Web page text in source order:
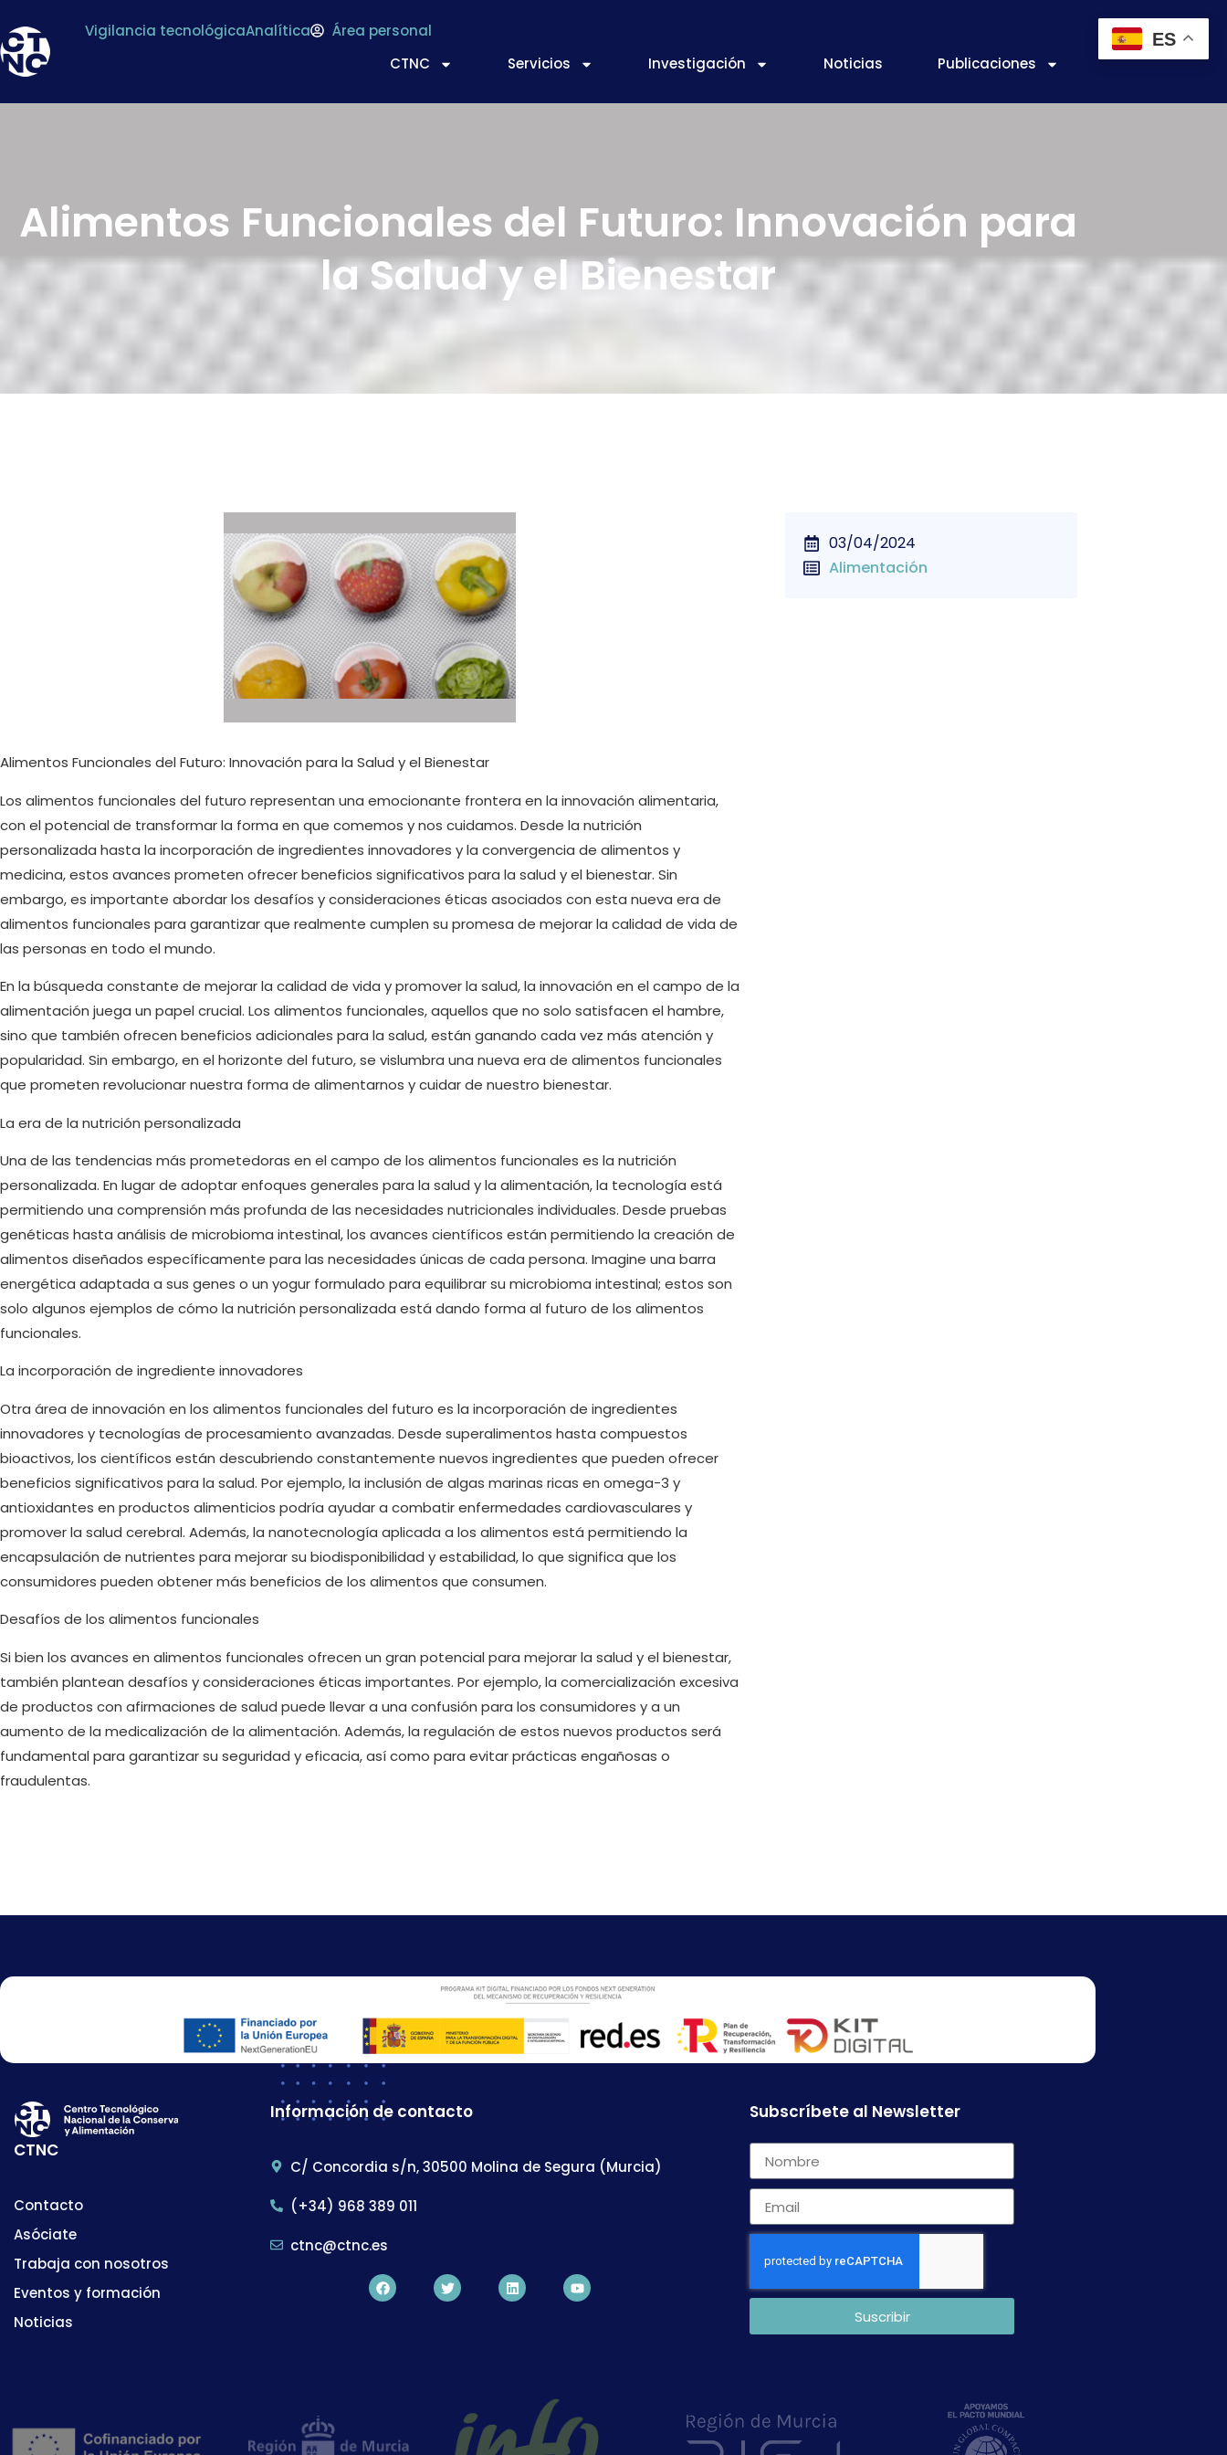
Vigilancia tecnológicaAnalítica
Área personal
CTNC
Servicios Investigación Noticias Publicaciones
Alimentos Funcionales del Futuro: Innovación para
la Salud y el Bienestar
Alimentos Funcionales del Futuro: Innovación para la Salud y el Bienestar
Los alimentos funcionales del futuro representan una emocionante frontera en la innovación alimentaria,
con el potencial de transformar la forma en que comemos y nos cuidamos. Desde la nutrición
personalizada hasta la incorporación de ingredientes innovadores y la convergencia de alimentos y
medicina, estos avances prometen ofrecer beneficios significativos para la salud y el bienestar. Sin
embargo, es importante abordar los desafíos y consideraciones éticas asociados con esta nueva era de
alimentos funcionales para garantizar que realmente cumplen su promesa de mejorar la calidad de vida de
las personas en todo el mundo.
En la búsqueda constante de mejorar la calidad de vida y promover la salud, la innovación en el campo de la
alimentación juega un papel crucial. Los alimentos funcionales, aquellos que no solo satisfacen el hambre,
sino que también ofrecen beneficios adicionales para la salud, están ganando cada vez más atención y
popularidad. Sin embargo, en el horizonte del futuro, se vislumbra una nueva era de alimentos funcionales
que prometen revolucionar nuestra forma de alimentarnos y cuidar de nuestro bienestar.
La era de la nutrición personalizada
Una de las tendencias más prometedoras en el campo de los alimentos funcionales es la nutrición
personalizada. En lugar de adoptar enfoques generales para la salud y la alimentación, la tecnología está
permitiendo una comprensión más profunda de las necesidades nutricionales individuales. Desde pruebas
genéticas hasta análisis de microbioma intestinal, los avances científicos están permitiendo la creación de
alimentos diseñados específicamente para las necesidades únicas de cada persona. Imagine una barra
energética adaptada a sus genes o un yogur formulado para equilibrar su microbioma intestinal; estos son
solo algunos ejemplos de cómo la nutrición personalizada está dando forma al futuro de los alimentos
funcionales.
La incorporación de ingrediente innovadores
Otra área de innovación en los alimentos funcionales del futuro es la incorporación de ingredientes
innovadores y tecnologías de procesamiento avanzadas. Desde superalimentos hasta compuestos
bioactivos, los científicos están descubriendo constantemente nuevos ingredientes que pueden ofrecer
beneficios significativos para la salud. Por ejemplo, la inclusión de algas marinas ricas en omega-3 y
antioxidantes en productos alimenticios podría ayudar a combatir enfermedades cardiovasculares y
promover la salud cerebral. Además, la nanotecnología aplicada a los alimentos está permitiendo la
encapsulación de nutrientes para mejorar su biodisponibilidad y estabilidad, lo que significa que los
consumidores pueden obtener más beneficios de los alimentos que consumen.
Desafíos de los alimentos funcionales
Si bien los avances en alimentos funcionales ofrecen un gran potencial para mejorar la salud y el bienestar,
también plantean desafíos y consideraciones éticas importantes. Por ejemplo, la comercialización excesiva
de productos con afirmaciones de salud puede llevar a una confusión para los consumidores y a un
aumento de la medicalización de la alimentación. Además, la regulación de estos nuevos productos será
fundamental para garantizar su seguridad y eficacia, así como para evitar prácticas engañosas o
fraudulentas.
03/04/2024
Alimentación
CTNC
Contacto
Asóciate
Trabaja con nosotros
Eventos y formación
Noticias
Información de contacto
C/ Concordia s/n, 30500 Molina de Segura (Murcia)
(+34) 968 389 011
ctnc@ctnc.es
Subscríbete al Newsletter
Suscribir
ES